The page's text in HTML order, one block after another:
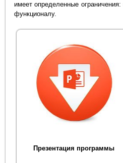
имеет определенные
функционалу.
Презентация программы